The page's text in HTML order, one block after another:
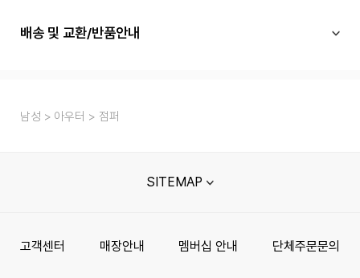
배송 및 교환/반품안내
남성 아우터 점퍼
SITEMAP
고객센터 매장안내 멤버십 안내 단체주문문의